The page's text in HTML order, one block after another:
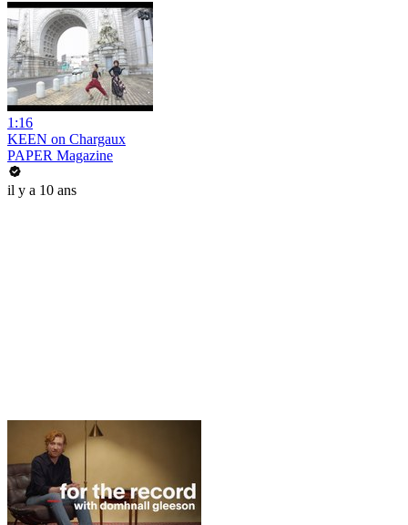
1:16
KEEN on Chargaux
PAPER Magazine
il y a 10 ans